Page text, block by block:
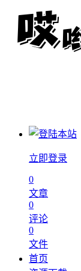
立即登录
0
文章
0
评论
0
文件
首页